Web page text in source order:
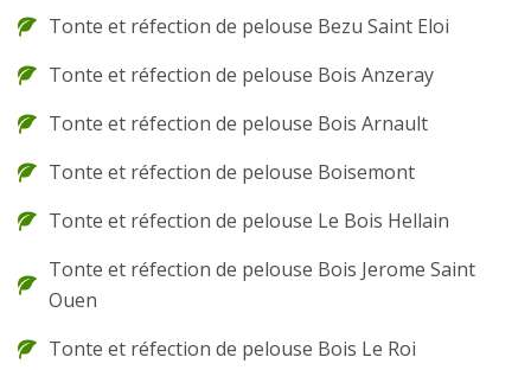
Tonte et réfection de pelouse Bezu Saint Eloi
Tonte et réfection de pelouse Bois Anzeray
Tonte et réfection de pelouse Bois Arnault
Tonte et réfection de pelouse Boisemont
Tonte et réfection de pelouse Le Bois Hellain
Tonte et réfection de pelouse Bois Jerome Saint
Ouen
Tonte et réfection de pelouse Bois Le Roi